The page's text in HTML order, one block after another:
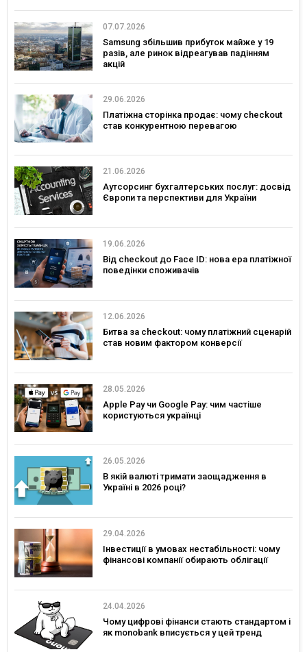
07.07.2026
Samsung збільшив прибуток майже у 19
разів, але ринок відреагував падінням
акцій
29.06.2026
Платіжна сторінка продає: чому checkout
став конкурентною перевагою
21.06.2026
Аутсорсинг бухгалтерських послуг: досвід
Європи та перспективи для України
19.06.2026
Від checkout до Face ID: нова ера платіжної
поведінки споживачів
12.06.2026
Битва за checkout: чому платіжний сценарій
став новим фактором конверсії
28.05.2026
Apple Pay чи Google Pay: чим частіше
користуються українці
26.05.2026
В якій валюті тримати заощадження в
Україні в 2026 році?
29.04.2026
Інвестиції в умовах нестабільності: чому
фінансові компанії обирають облігації
24.04.2026
Чому цифрові фінанси стають стандартом і
як monobank вписується у цей тренд